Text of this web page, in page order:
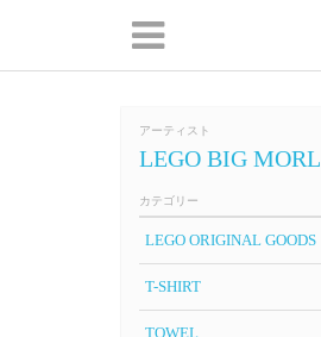
アーティスト
LEGO BIG MORL
カテゴリー
LEGO ORIGINAL GOODS
T-SHIRT
TOWEL